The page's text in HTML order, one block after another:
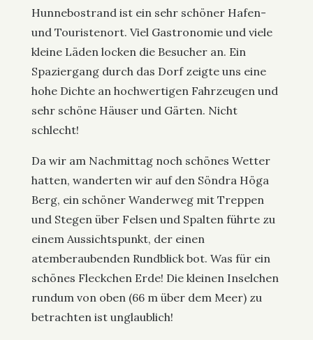
Hunnebostrand ist ein sehr schöner Hafen-
und Touristenort. Viel Gastronomie und viele
kleine Läden locken die Besucher an. Ein
Spaziergang durch das Dorf zeigte uns eine
hohe Dichte an hochwertigen Fahrzeugen und
sehr schöne Häuser und Gärten. Nicht
schlecht!
Da wir am Nachmittag noch schönes Wetter
hatten, wanderten wir auf den Söndra Höga
Berg, ein schöner Wanderweg mit Treppen
und Stegen über Felsen und Spalten führte zu
einem Aussichtspunkt, der einen
atemberaubenden Rundblick bot. Was für ein
schönes Fleckchen Erde! Die kleinen Inselchen
rundum von oben (66 m über dem Meer) zu
betrachten ist unglaublich!